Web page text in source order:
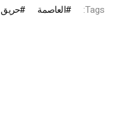
Tags: العاصمة حريق